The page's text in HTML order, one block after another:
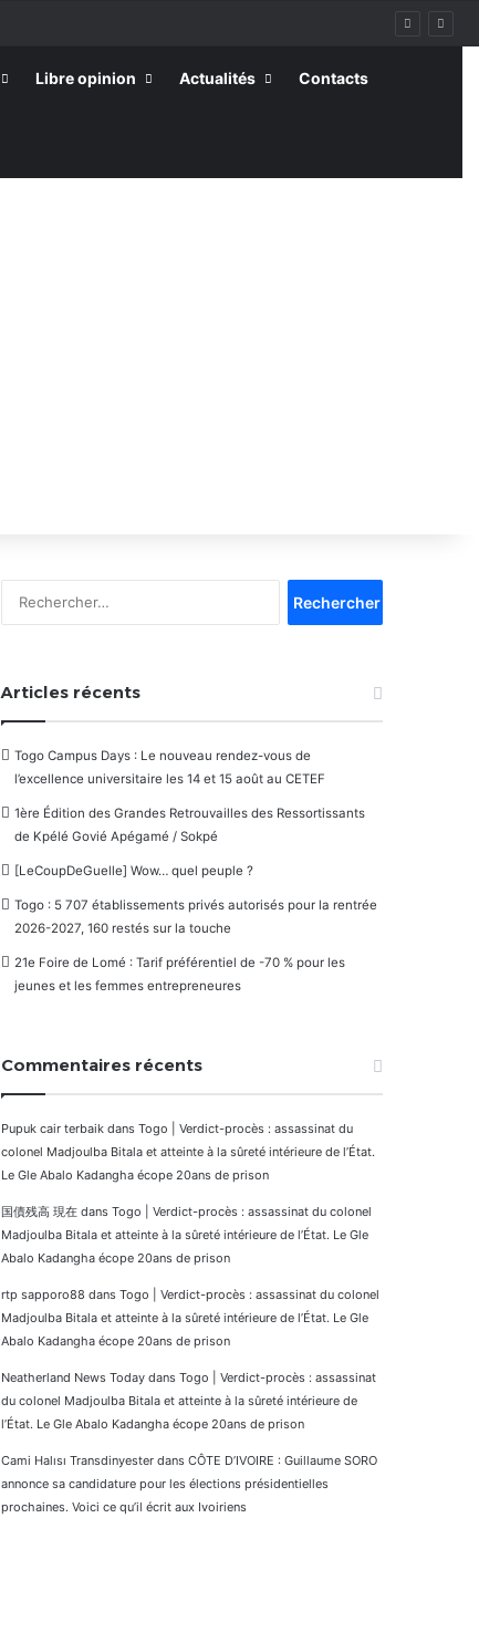
Libre opinion Actualités Contacts
Articles récents
Togo Campus Days : Le nouveau rendez-vous de
l’excellence universitaire les 14 et 15 août au CETEF
1ère Édition des Grandes Retrouvailles des Ressortissants
de Kpélé Govié Apégamé / Sokpé
[LeCoupDeGuelle] Wow… quel peuple ?
Togo : 5 707 établissements privés autorisés pour la rentrée
2026-2027, 160 restés sur la touche
21e Foire de Lomé : Tarif préférentiel de -70 % pour les
jeunes et les femmes entrepreneures
Commentaires récents
Pupuk cair terbaik dans Togo | Verdict-procès : assassinat du
colonel Madjoulba Bitala et atteinte à la sûreté intérieure de l’État.
Le Gle Abalo Kadangha écope 20ans de prison
国債残高 現在 dans Togo | Verdict-procès : assassinat du colonel
Madjoulba Bitala et atteinte à la sûreté intérieure de l’État. Le Gle
Abalo Kadangha écope 20ans de prison
rtp sapporo88 dans Togo | Verdict-procès : assassinat du colonel
Madjoulba Bitala et atteinte à la sûreté intérieure de l’État. Le Gle
Abalo Kadangha écope 20ans de prison
Neatherland News Today dans Togo | Verdict-procès : assassinat
du colonel Madjoulba Bitala et atteinte à la sûreté intérieure de
l’État. Le Gle Abalo Kadangha écope 20ans de prison
Cami Halısı Transdinyester dans CÔTE D’IVOIRE : Guillaume SORO
annonce sa candidature pour les élections présidentielles
prochaines. Voici ce qu’il écrit aux Ivoiriens